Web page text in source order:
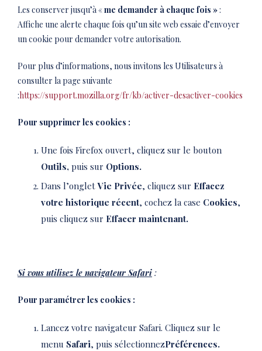
Les conserver jusqu’à «me demander à chaque fois »:
Affiche une alerte chaque fois qu’un site web essaie d’envoyer
un cookie pour demander votre autorisation.
Pour plus d’informations, nous invitons les Utilisateurs à
consulter la page suivante
:https://support.mozilla.org/fr/kb/activer-desactiver-cookies
Pour supprimer les cookies :
Une fois Firefox ouvert, cliquez sur le bouton
Outils, puis sur Options.
Dans l’ongletVie Privée, cliquez sur Effacez
votre historique récent, cochez la case Cookies,
puis cliquez sur Effacer maintenant.
Si vous utilisez le navigateur Safari :
Pour paramétrer les cookies :
Lancez votre navigateur Safari. Cliquez sur le
menu Safari, puis sélectionnezPréférences.